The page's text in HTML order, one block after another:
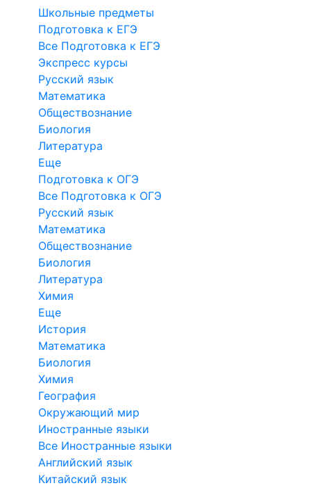
Школьные предметы
Подготовка к ЕГЭ
Все Подготовка к ЕГЭ
Экспресс курсы
Русский язык
Математика
Обществознание
Биология
Литература
Еще
Подготовка к ОГЭ
Все Подготовка к ОГЭ
Русский язык
Математика
Обществознание
Биология
Литература
Химия
Еще
История
Математика
Биология
Химия
География
Окружающий мир
Иностранные языки
Все Иностранные языки
Английский язык
Китайский язык